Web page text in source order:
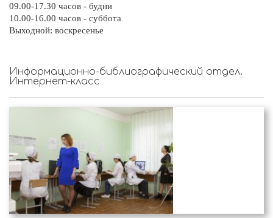
09.00-17.30 часов - будни
10.00-16.00 часов - суббота
Выходной: воскресенье
Информационно-библиографический отдел.
Интернет-класс